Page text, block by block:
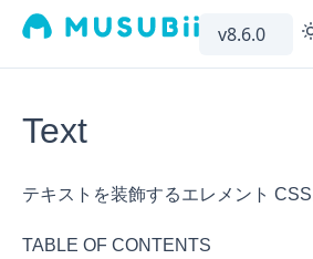
v8.6.0
Demo
GitHub
Setup
Text
テキストを装飾するエレメント CSS
TABLE OF CONTENTS